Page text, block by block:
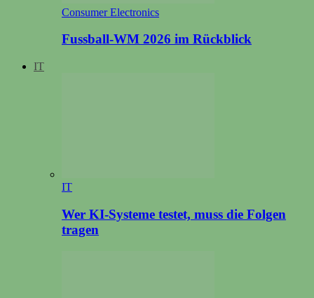
Consumer Electronics
Fussball-WM 2026 im Rückblick
IT
IT
Wer KI-Systeme testet, muss die Folgen
tragen